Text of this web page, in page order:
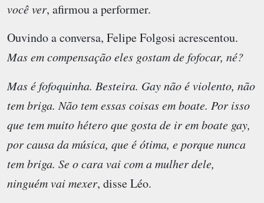
você ver, afirmou a performer.
Ouvindo a conversa, Felipe Folgosi acrescentou.
Mas em compensação eles gostam de fofocar, né?
Mas é fofoquinha. Besteira. Gay não é violento, não
tem briga. Não tem essas coisas em boate. Por isso
que tem muito hétero que gosta de ir em boate gay,
por causa da música, que é ótima, e porque nunca
tem briga. Se o cara vai com a mulher dele,
ninguém vai mexer, disse Léo.